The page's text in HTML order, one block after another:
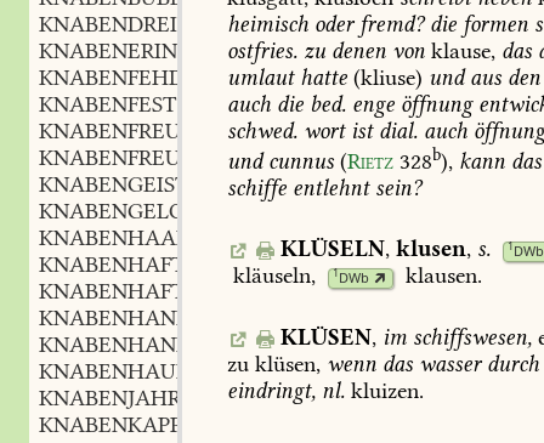
KNABENDREIST
KNABENERINNERUNG,f.
KNABENFEHDE
KNABENFEST
KNABENFREUDE
f.
KNABENFREUNDSCHAFT,f.
KNABENGEIST
KNABENGELOCK
KNABENHAAR
KNABENHAFT
KNABENHAFTIGKEIT f.
KNABENHAND
KNABENHANDEL
m.
KNABENHAUPT
n.
KNABENJAHRE
KNABENKAPPE
heimisch oderfremd?die formen
ostfries. zu denen von klause, das
umlauthatte (kliuse) undaus den
auch die bed. enge öffnung
schwed. wortistdial. auch
undcunnus (Rietz 328b), kann das
schiffe entlehntsein?
KLÜSELN, klusen, s. 1DWb
kläuseln, 1DWb klausen.
KLÜSEN, imschiffswesen,
zu klüsen, wenn das wasserdurch
eindringt, nl. kluizen.